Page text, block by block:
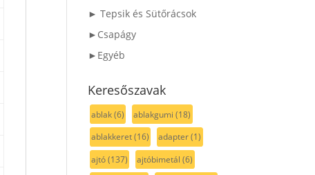
► Tepsik és Sütőrácsok
►Csapágy
►Egyéb
Keresőszavak
ablak(6) ablakgumi (18)
ablakkeret(16) adapter(1)
ajtó(137) ajtóbimetál (6)